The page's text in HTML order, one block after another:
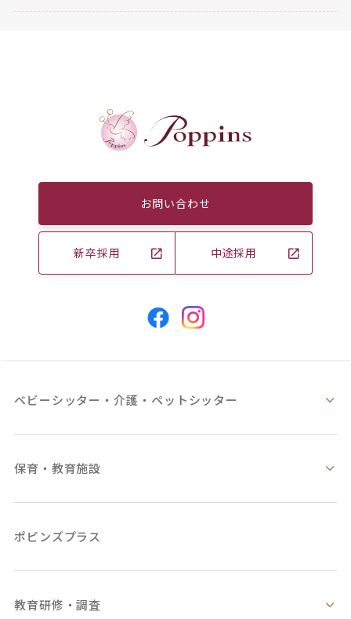
お問い合わせ
新卒採用 中途採用
ベビーシッター・介護・ペットシッター
保育・教育施設
ポピンズプラス
教育研修・調査